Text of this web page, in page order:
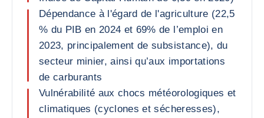
Dépendance à l'égard de l'agriculture (22,5
% du PIB en 2024 et 69% de l’emploi en
2023, principalement de subsistance), du
secteur minier, ainsi qu’aux importations
de carburants
Vulnérabilité aux chocs météorologiques et
climatiques (cyclones et sécheresses),